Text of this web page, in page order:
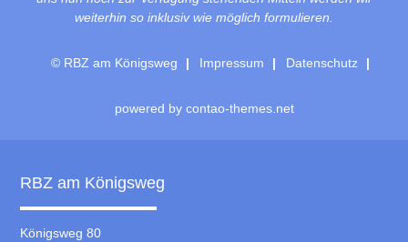
weiterhin so inklusiv wie möglich formulieren.
© RBZ am Königsweg Impressum Datenschutz
powered by contao-themes.net
RBZ am Königsweg
Königsweg 80